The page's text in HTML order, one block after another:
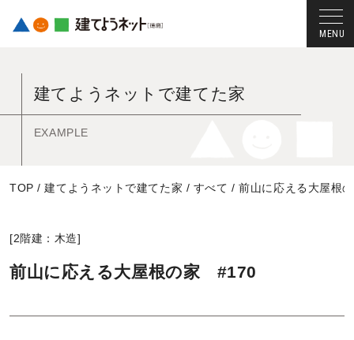
ン
キ
す
る
建てようネットで建てた家
EXAMPLE
TOP /建てようネットで建てた家 / すべて /前山に応える大屋根
[2階建：木造]
前山に応える大屋根の家 #170